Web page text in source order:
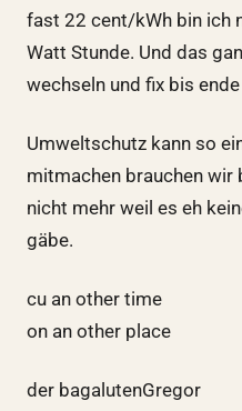
fast 22 cent/kWh bin ich
Watt Stunde. Und das
wechseln und fix bis
Umweltschutz kann so
mitmachen brauchen
nicht mehr weil es eh
gäbe.
cu an other time
on an other place
der bagalutenGregor